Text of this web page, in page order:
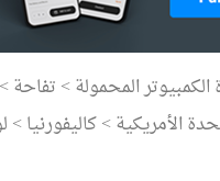
الكمبيوتر المحمولة> تفاحة>
الأمريكية>كاليفورنيا>